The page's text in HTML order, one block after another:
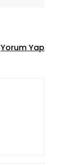
Yorum Yap